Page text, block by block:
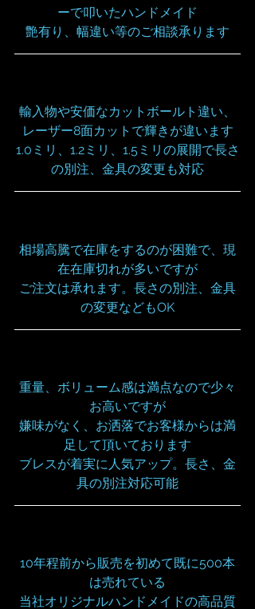
ーで叩いたハンドメイド
艶有り、幅違い等のご相談承ります
輸入物や安価なカットボールト違い、
レーザー8面カットで輝きが違います
1.0ミリ、1.2ミリ、1.5ミリの展開で長さ
の別注、金具の変更も対応
相場高騰で在庫をするのが困難で、現
在在庫切れが多いですが
ご注文は承れます。長さの別注、金具
の変更などもOK
重量、ボリューム感は満点なので少々
お高いですが
嫌味がなく、お洒落でお客様からは満
足して頂いております
ブレスが着実に人気アップ。長さ、金
具の別注対応可能
10年程前から販売を初めて既に500本
は売れている
当社オリジナルハンドメイドの高品質